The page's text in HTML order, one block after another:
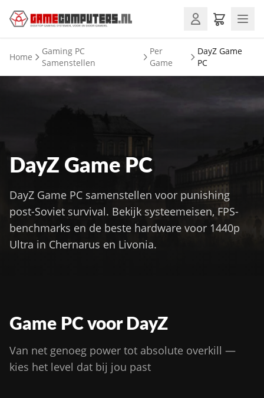
Home
Gaming PC
Samenstellen
Per
Game
DayZ Game
PC
DayZ Game PC
DayZ Game PC samenstellen voor punishing
post-Soviet survival. Bekijk systeemeisen, FPS-
benchmarks en de beste hardware voor 1440p
Ultra in Chernarus en Livonia.
Game PC voor DayZ
Van net genoeg power tot absolute overkill —
kies het level dat bij jou past